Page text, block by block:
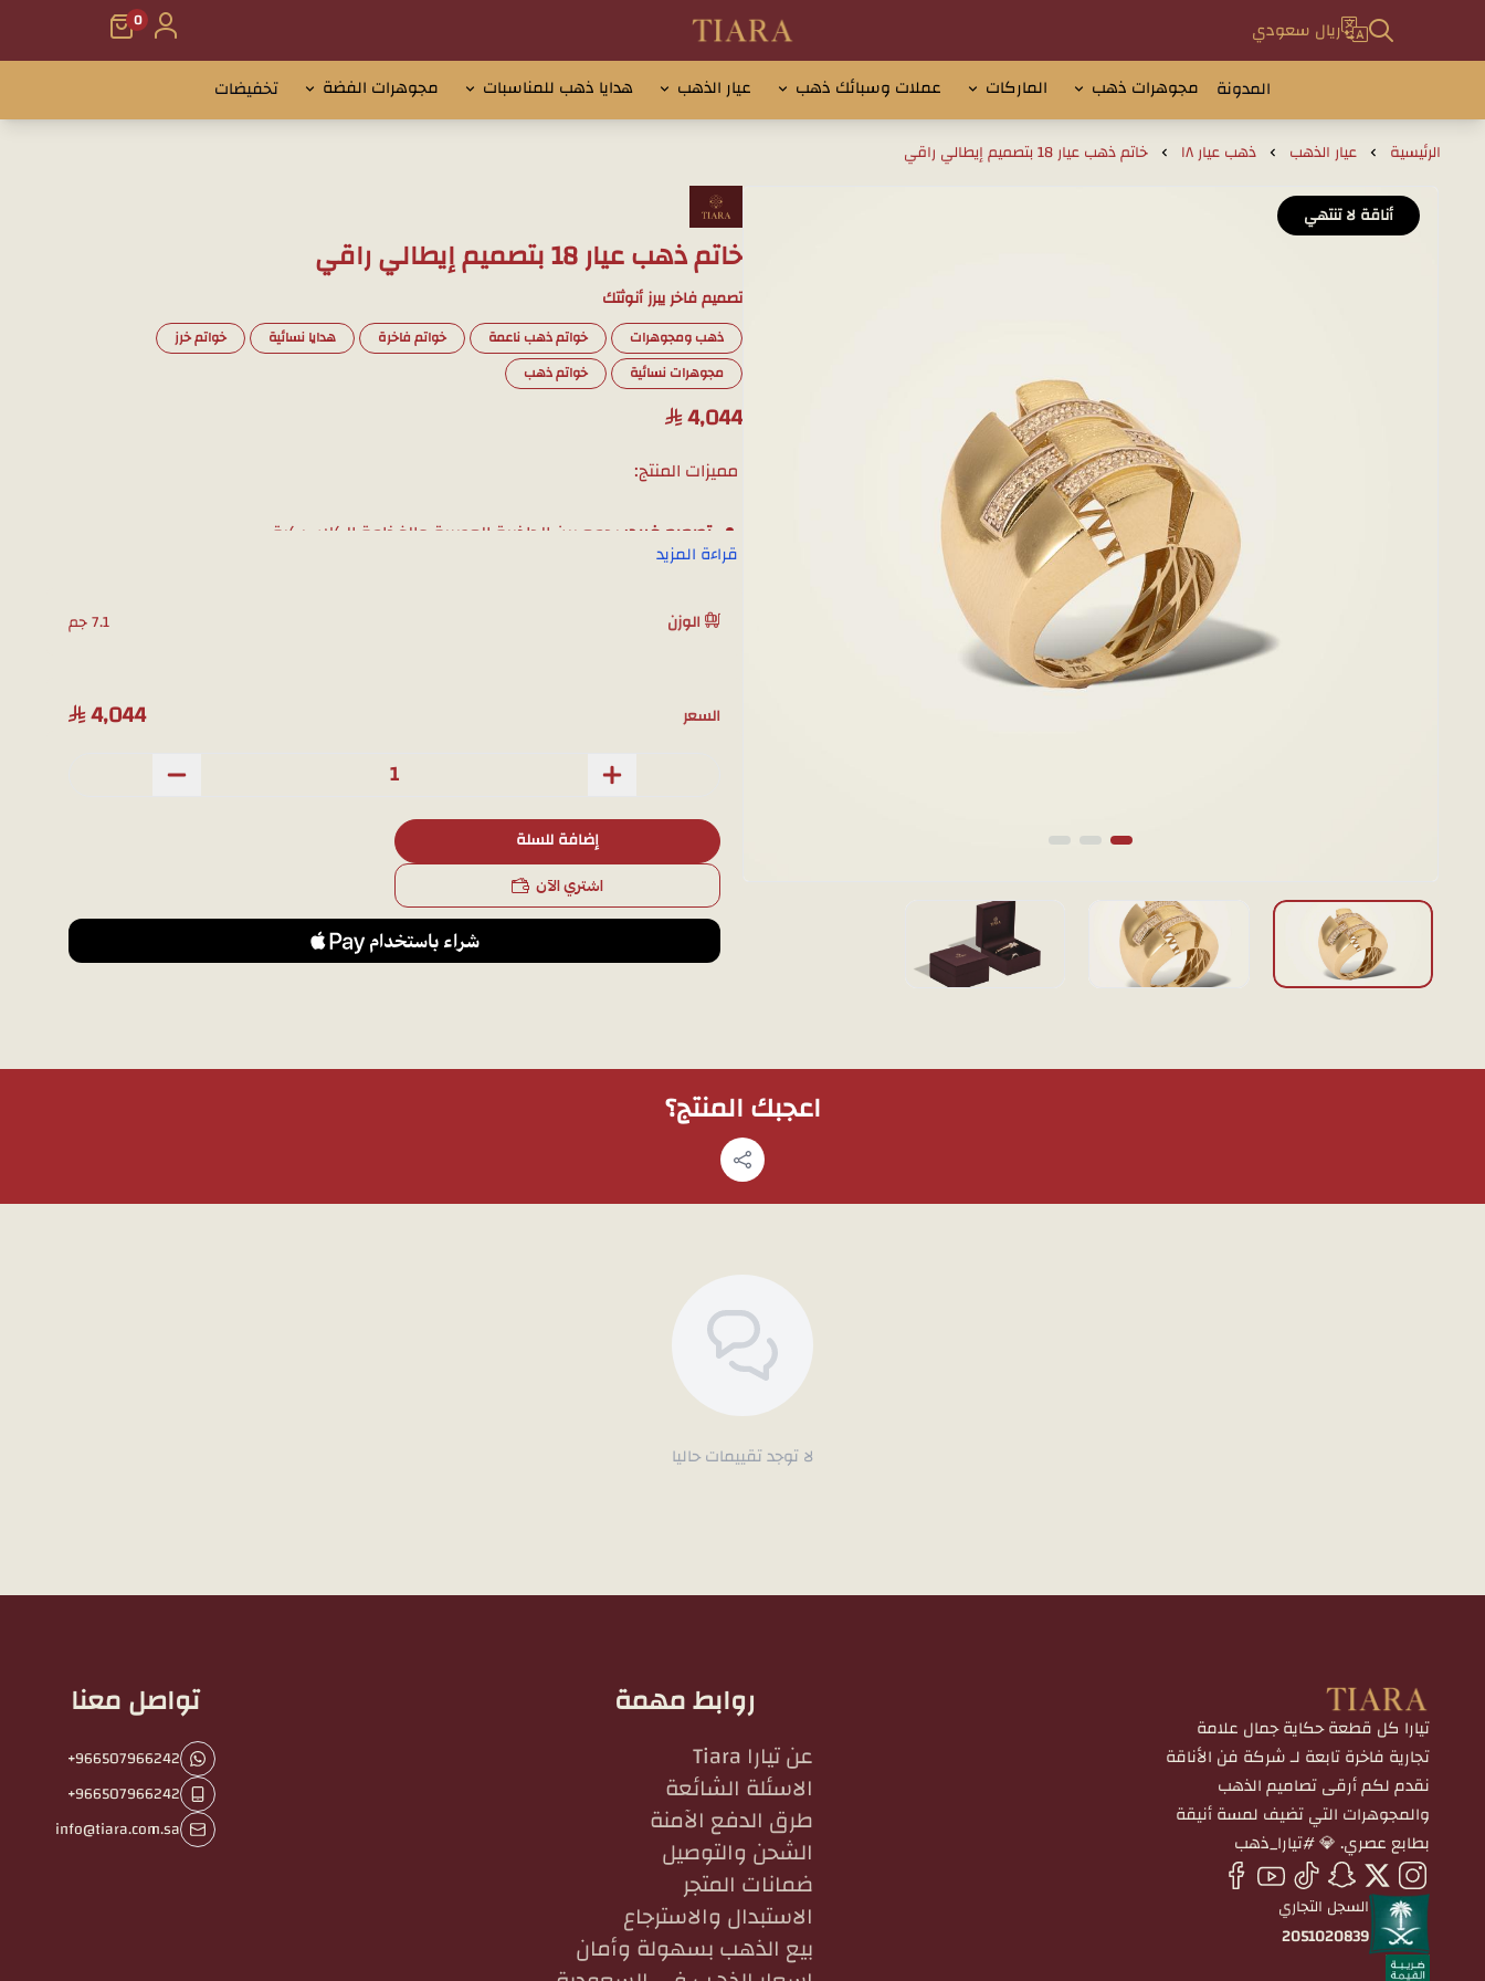
ريال سعودي
تيارا للذهب والمجوهرات
0
المدونة مجوهرات ذهب الماركات عملات وسبائك ذهب عيار الذهب هدايا ذهب للمناسبات مجوهرات الفضة تخفيضات
الرئيسية عيار الذهب ذهب عيار ١٨ خاتم ذهب عيار 18 بتصميم إيطالي راقي
أناقة لا تنتهي
خاتم ذهب عيار 18 بتصميم إيطالي راقي
تصميم فاخر يبرز أنوثتك
ذهب ومجوهرات خواتم ذهب ناعمة خواتم فاخرة هدايا نسائية
خواتم خرز
مجوهرات نسائية
خواتم ذهب
4,044
مميزات المنتج:
تصميم فريد: يجمع بين الجاذبية العصرية والفخامة الكلاسيكية.
جودة عالية
هدية مثالية
ملاحظة: لمشاهدة تفاصيل المنتج بشكل أوضح قبل الشراء، يمكنك طلب صور إضافية عبر
قراءة المزيد
الوزن 7.1 جم
السعر 4,044
إضافة للسلة
اشتري الآن
اعجبك المنتج؟
لا توجد تقييمات حاليا
تيارا كل قطعة حكاية جمال علامة
تجارية فاخرة تابعة لـ شركة فن الأناقة
نقدم لكم أرقى تصاميم الذهب
والمجوهرات التي تضيف لمسة أنيقة
بطابع عصري. 💎 #تيارا_ذهب
السجل التجاري
2051020839
روابط مهمة
عن تيارا Tiara
الاسئلة الشائعة
طرق الدفع الآمنة
الشحن والتوصيل
ضمانات المتجر
الاستبدال والاسترجاع
بيع الذهب بسهولة وأمان
تواصل معنا
+966507966242
+966507966242
info@tiara.com.sa